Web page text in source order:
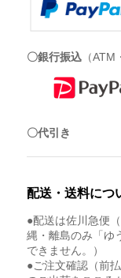
〇銀行振込 （
〇代引き
配送・送料につ
●配送は佐川急便
縄・離島のみ「ゆ
できません。）
●ご注文確認（前